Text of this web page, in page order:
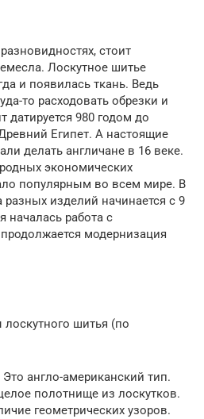
стоит
Лоскутное шитье
и появилась ткань. Ведь
то расходовать обрезки и
980 годом до
Египет. А настоящие
делать англичане в 16 веке.
экономических
популярным во всем мире. В
изделий начинается с 9
началась работа с
модернизация
шитья (по
англо-американский тип.
полотнище из лоскутков.
геометрических узоров.